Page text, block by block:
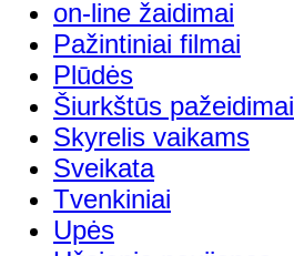
on-line žaidimai
Pažintiniai filmai
Plūdės
Šiurkštūs pažeidimai
Skyrelis vaikams
Sveikata
Tvenkiniai
Upės